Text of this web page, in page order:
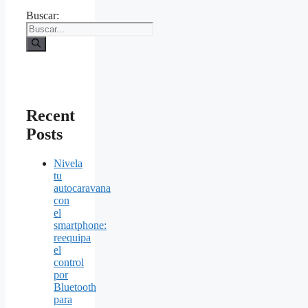
Buscar:
Recent
Posts
Nivela
tu
autocaravana
con
el
smartphone:
reequipa
el
control
por
Bluetooth
para